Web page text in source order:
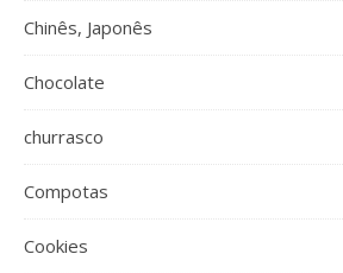
Chinês, Japonês
Chocolate
churrasco
Compotas
Cookies